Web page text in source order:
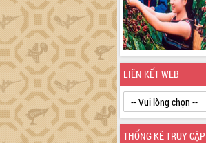
LIÊN KẾT WEB
THỐNG KÊ TRUY CẬP